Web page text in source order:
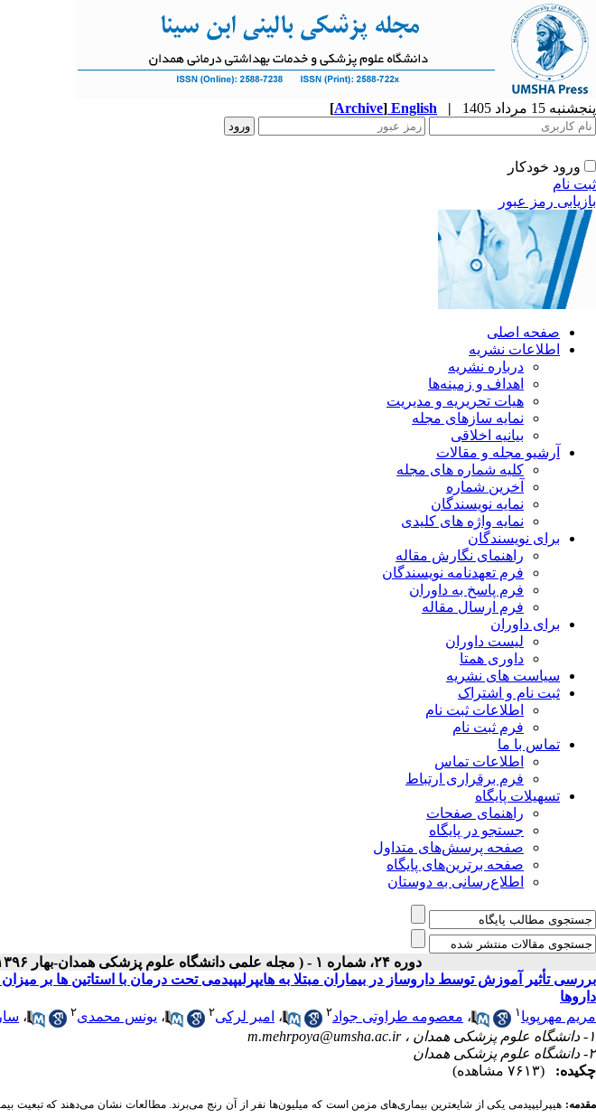
پنجشنبه 15 مرداد 1405 |
English
[Archive]
ورود خودکار
ثبت نام
بازیابی رمز عبور
صفحه اصلی
اطلاعات نشریه
درباره نشریه
اهداف و زمینه‌ها
هیات تحریریه و مدیریت
نمایه سازهای مجله
بیانیه اخلاقی
آرشیو مجله و مقالات
کلیه شماره های مجله
آخرین شماره
نمایه نویسندگان
نمایه واژه های کلیدی
برای نویسندگان
راهنمای نگارش مقاله
فرم تعهدنامه نویسندگان
فرم پاسخ به داوران
فرم ارسال مقاله
برای داوران
لیست داوران
داوری همتا
سیاست های نشریه
ثبت نام و اشتراک
اطلاعات ثبت نام
فرم ثبت نام
تماس با ما
اطلاعات تماس
فرم برقراری ارتباط
تسهیلات پایگاه
راهنمای صفحات
جستجو در پایگاه
صفحه پرسش‌های متداول
صفحه برترین‌های پایگاه
اطلاع‌رسانی به دوستان
دوره ۲۴، شماره ۱ - ( مجله علمی دانشگاه علوم پزشکی همدان-بهار ۱۳۹۶ )
بررسی تأثیر آموزش توسط داروساز در بیماران مبتلا به هایپرلیپیدمی تحت درمان با استاتین ها بر
داروها
مریم مهرپویا ۱ ، معصومه طراوتی جواد۲ ، امیر لرکی۲ ، یونس محمدی۲ ،
۱- دانشگاه علوم پزشکی همدان ،
m.mehrpoya@umsha.ac.ir
۲- دانشگاه علوم پزشکی همدان
چکیده:
(۷۶۱۳ مشاهده)
مقدمه: هیپرلیپیدمی یکی از شایعترین بیماری‌های مزمن است که میلیون‌ها نفر از آن رنج می‌برند. مطالعات نشان می‌دهند که تبعیت